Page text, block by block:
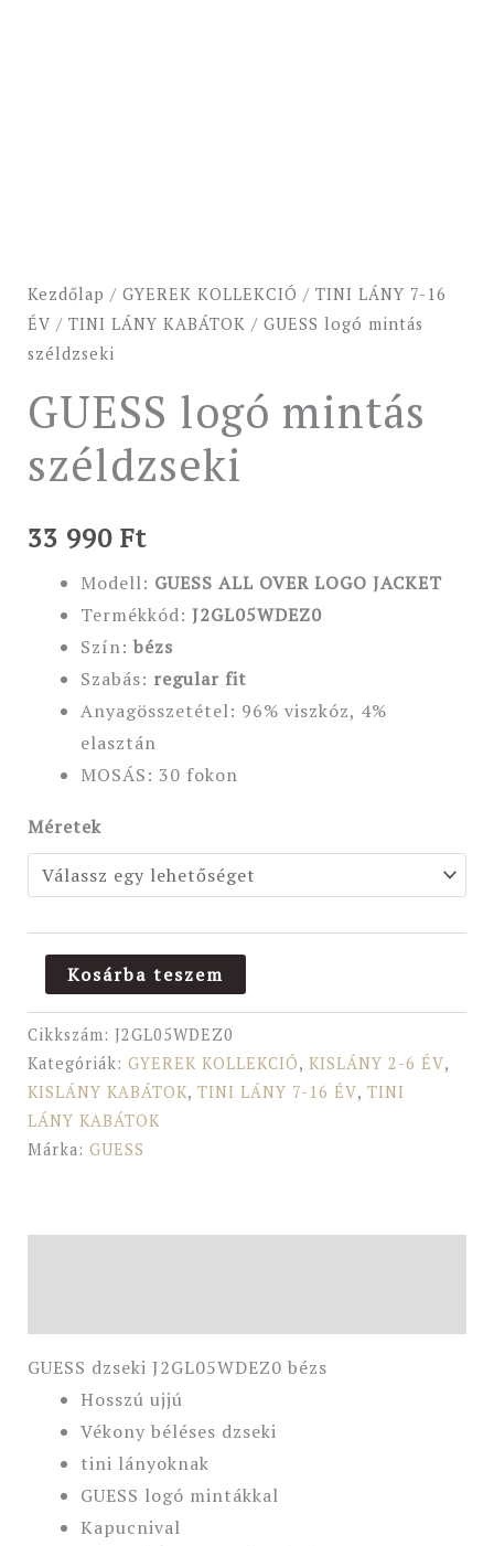
Kezdőlap / GYEREK KOLLEKCIÓ / TINI LÁNY 7-16
ÉV / TINI LÁNY KABÁTOK / GUESS logó mintás
széldzseki
GUESS logó mintás
széldzseki
33 990 Ft
Modell: GUESS ALL OVER LOGO JACKET
Termékkód: J2GL05WDEZ0
Szín:bézs
Szabás: regular fit
Anyagösszetétel: 96% viszkóz, 4%
elasztán
MOSÁS: 30 fokon
Méretek
Kosárba teszem
Cikkszám: J2GL05WDEZ0
Kategóriák: GYEREK KOLLEKCIÓ, KISLÁNY 2-6 ÉV,
KISLÁNY KABÁTOK, TINI LÁNY 7-16 ÉV, TINI
LÁNY KABÁTOK
Márka: GUESS
GUESS dzseki J2GL05WDEZ0 bézs
Hosszú ujjú
Vékony béléses dzseki
tini lányoknak
GUESS logó mintákkal
Kapucnival